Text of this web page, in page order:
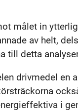
målet in
av helt,
till detta
drivmedel en
i